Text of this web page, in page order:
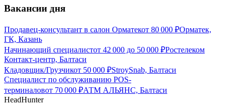
Вакансии дня
Продавец-консультант в салон Орматекот 80 000 ₽Орматек,
ГК, Казань
Начинающий специалистот 42 000 до 50 000 ₽Ростелеком
Контакт-центр, Балтаси
Кладовщик/Грузчикот 50 000 ₽StroySnab, Балтаси
Специалист по обслуживанию POS-
терминаловот 70 000 ₽АТМ АЛЬЯНС, Балтаси
HeadHunter